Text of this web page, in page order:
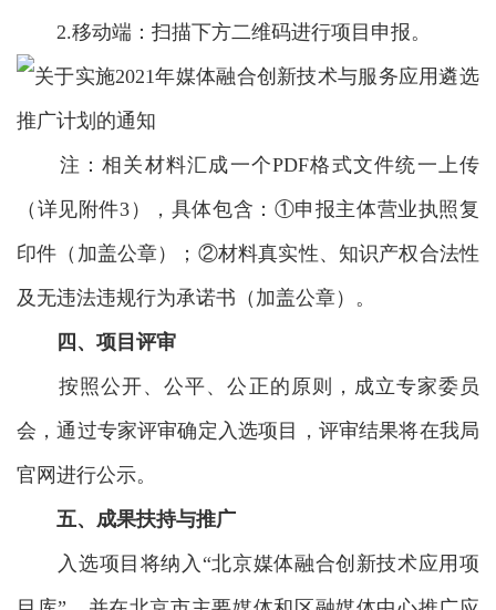
2.移动端：扫描下方二维码进行项目申报。
注：相关材料汇成一个PDF格式文件统一上传
（详见附件3），具体包含：①申报主体营业执照复
印件（加盖公章）；②材料真实性、知识产权合法性
及无违法违规行为承诺书（加盖公章）。
四、项目评审
按照公开、公平、公正的原则，成立专家委员
会，通过专家评审确定入选项目，评审结果将在我局
官网进行公示。
五、成果扶持与推广
入选项目将纳入“北京媒体融合创新技术应用项